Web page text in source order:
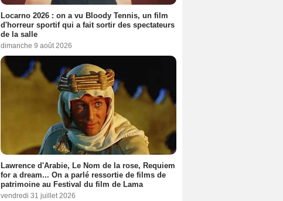
Locarno 2026 : on a vu Bloody Tennis, un film
d'horreur sportif qui a fait sortir des spectateurs
de la salle
dimanche 9 août 2026
Lawrence d'Arabie, Le Nom de la rose, Requiem
for a dream... On a parlé ressortie de films de
patrimoine au Festival du film de Lama
vendredi 31 juillet 2026